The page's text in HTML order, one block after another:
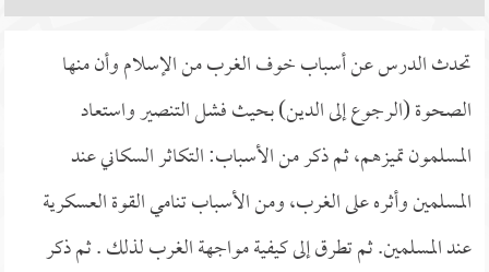
تحدث الدرس عن أسباب خوف الغرب من الإسلام وأن منها
الصحوة (الرجوع إلى الدين) بحيث فشل التنصير واستعاد
المسلمون تميزهم، ثم ذكر من الأسباب: التكاثر السكاني عند
المسلمين وأثره على الغرب، ومن الأسباب تنامي القوة العسكرية
عند المسلمين. ثم تطرق إلى كيفية مواجهة الغرب لذلك . ثم ذكر